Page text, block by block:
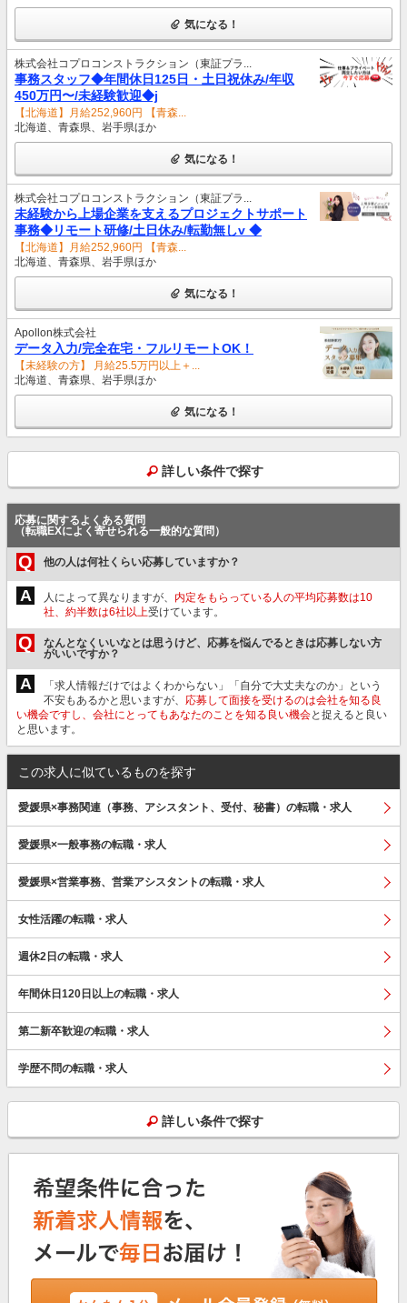
気になる！
株式会社コプロコンストラクション（東証プラ...
事務スタッフ◆年間休日125日・土日祝休み/年収
450万円〜/未経験歓迎◆j
【北海道】月給252,960円 【青森...
北海道、青森県、岩手県ほか
気になる！
株式会社コプロコンストラクション（東証プラ...
未経験から上場企業を支えるプロジェクトサポート
事務◆リモート研修/土日休み/転勤無しv ◆
【北海道】月給252,960円 【青森...
北海道、青森県、岩手県ほか
気になる！
Apollon株式会社
データ入力/完全在宅・フルリモートOK！
【未経験の方】 月給25.5万円以上＋...
北海道、青森県、岩手県ほか
気になる！
詳しい条件で探す
応募に関するよくある質問
（転職EXによく寄せられる一般的な質問）
Q 他の人は何社くらい応募していますか？
A 人によって異なりますが、 内定をもらっている人の平均応募数は10
社、約半数は6社以上受けています。
Q
なんとなくいいなとは思うけど、応募を悩んでるときは応募しない方
がいいですか？
A
「求人情報だけではよくわからない」「自分で大丈夫なのか」という
不安もあるかと思いますが、 応募して面接を受けるのは会社を知る良
い機会ですし、会社にとってもあなたのことを知る良い機会と捉えると良い
と思います。
この求人に似ているものを探す
愛媛県×事務関連（事務、アシスタント、受付、秘書）の転職・求人
愛媛県×一般事務の転職・求人
愛媛県×営業事務、営業アシスタントの転職・求人
女性活躍の転職・求人
週休2日の転職・求人
年間休日120日以上の転職・求人
第二新卒歓迎の転職・求人
学歴不問の転職・求人
詳しい条件で探す